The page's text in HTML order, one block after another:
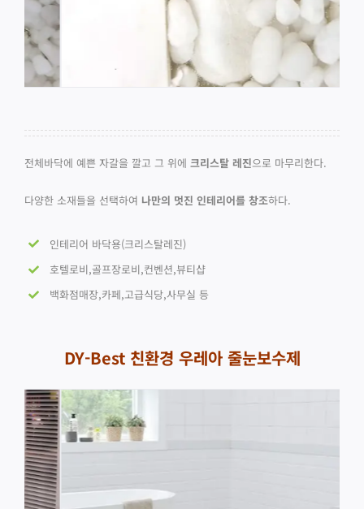
전체바닥에 예쁜 자갈을 깔고 그 위에 크리스탈 레진으로 마무리한다.
다양한 소재들을 선택하여 나만의 멋진 인테리어를 창조하다.
인테리어 바닥용(크리스탈레진)
호텔로비,골프장로비,컨벤션,뷰티샵
백화점매장,카페,고급식당,사무실 등
DY-Best 친환경 우레아 줄눈보수제